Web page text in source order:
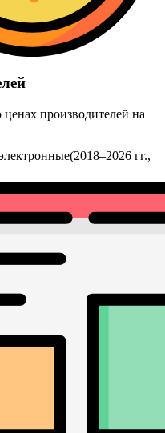
производителей на
(2018–2026 гг.,